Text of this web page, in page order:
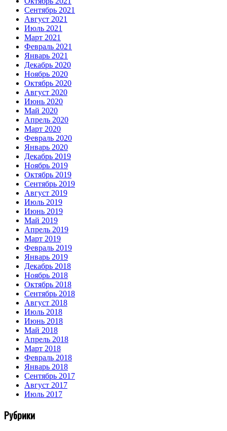
Сентябрь 2021
Август 2021
Июль 2021
Март 2021
Февраль 2021
Январь 2021
Декабрь 2020
Ноябрь 2020
Октябрь 2020
Август 2020
Июнь 2020
Май 2020
Апрель 2020
Март 2020
Февраль 2020
Январь 2020
Декабрь 2019
Ноябрь 2019
Октябрь 2019
Сентябрь 2019
Август 2019
Июль 2019
Июнь 2019
Май 2019
Апрель 2019
Март 2019
Февраль 2019
Январь 2019
Декабрь 2018
Ноябрь 2018
Октябрь 2018
Сентябрь 2018
Август 2018
Июль 2018
Июнь 2018
Май 2018
Апрель 2018
Март 2018
Февраль 2018
Январь 2018
Сентябрь 2017
Август 2017
Июль 2017
Рубрики